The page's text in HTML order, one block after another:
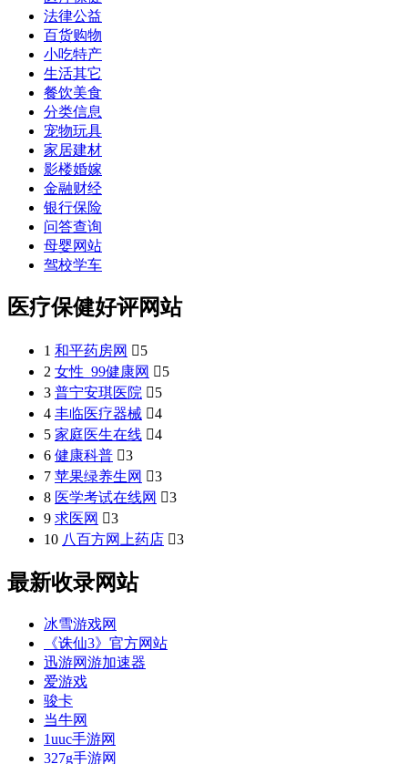
法律公益
百货购物
小吃特产
生活其它
餐饮美食
分类信息
宠物玩具
家居建材
影楼婚嫁
金融财经
银行保险
问答查询
母婴网站
驾校学车
医疗保健好评网站
1 和平药房网 5
2 女性_99健康网 5
3 普宁安琪医院 5
4 丰临医疗器械 4
5 家庭医生在线 4
6 健康科普 3
7 苹果绿养生网 3
8 医学考试在线网 3
9 求医网 3
10 八百方网上药店 3
最新收录网站
冰雪游戏网
《诛仙3》官方网站
迅游网游加速器
爱游戏
骏卡
当牛网
1uuc手游网
327g手游网